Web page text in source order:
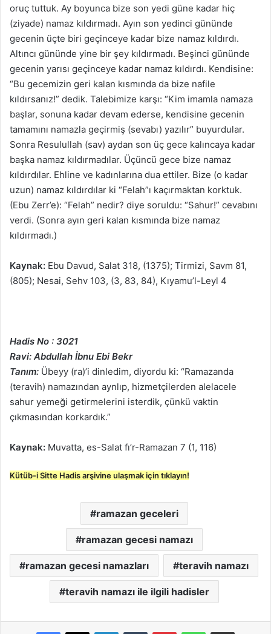
oruç tuttuk. Ay boyunca bize son yedi güne kadar hiç
(ziyade) namaz kıldırmadı. Ayın son yedinci gününde
gecenin üçte biri geçinceye kadar bize namaz kıldırdı.
Altıncı gününde yine bir şey kıldırmadı. Beşinci gününde
gecenin yarısı geçinceye kadar namaz kıldırdı. Kendisine:
“Bu gecemizin geri kalan kısmında da bize nafile
kıldırsanız!” dedik. Talebimize karşı: “Kim imamla namaza
başlar, sonuna kadar devam ederse, kendisine gecenin
tamamını namazla geçirmiş (sevabı) yazılır” buyurdular.
Sonra Resulullah (sav) aydan son üç gece kalıncaya kadar
başka namaz kıldırmadılar. Üçüncü gece bize namaz
kıldırdılar. Ehline ve kadınlarına dua ettiler. Bize (o kadar
uzun) namaz kıldırdılar ki “Felah”ı kaçırmaktan korktuk.
(Ebu Zerr’e): “Felah” nedir? diye soruldu: “Sahur!” cevabını
verdi. (Sonra ayın geri kalan kısmında bize namaz
kıldırmadı.)
Kaynak: Ebu Davud, Salat 318, (1375); Tirmizi, Savm 81,
(805); Nesai, Sehv 103, (3, 83, 84), Kıyamu’l-Leyl 4
Hadis No : 3021
Ravi: Abdullah İbnu Ebi Bekr
Tanım: Übeyy (ra)’i dinledim, diyordu ki: “Ramazanda
(teravih) namazından aynlıp, hizmetçilerden alelacele
sahur yemeği getirmelerini isterdik, çünkü vaktin
çıkmasından korkardık.”
Kaynak: Muvatta, es-Salat fı’r-Ramazan 7 (1, 116)
Kütüb-i Sitte Hadis arşivine ulaşmak için tıklayın!
ramazan geceleri
ramazan gecesi namazı
ramazan gecesi namazları teravih namazı
teravih namazı ile ilgili hadisler